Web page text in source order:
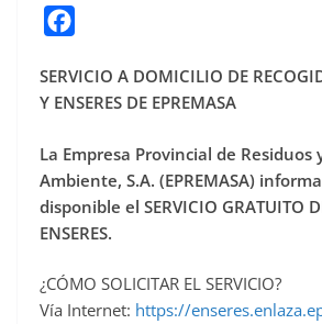
c
e
o
o
k
SERVICIO A DOMICILIO DE
Y ENSERES DE EPREMASA
La Empresa Provincial de Residuos
Ambiente, S.A. (EPREMASA)
disponible el SERVICIO GRATUITO
ENSERES.
¿CÓMO SOLICITAR EL SERVICIO?
Vía Internet: https://